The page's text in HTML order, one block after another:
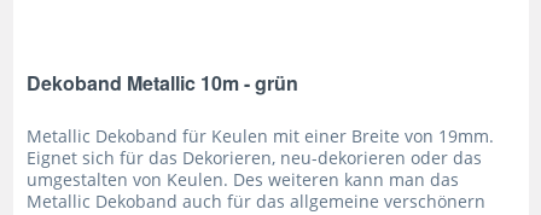
Dekoband Metallic 10m - grün
Metallic Dekoband für Keulen mit einer Breite von 19mm.
Eignet sich für das Dekorieren, neu-dekorieren oder das
umgestalten von Keulen. Des weiteren kann man das
Metallic Dekoband auch für das allgemeine verschönern